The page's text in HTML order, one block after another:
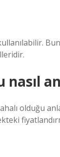
olduğu